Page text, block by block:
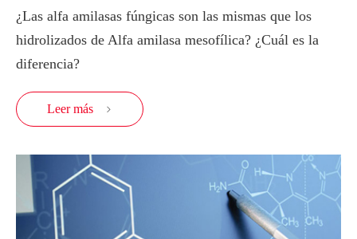
¿Las alfa amilasas fúngicas son las mismas que los
hidrolizados de Alfa amilasa mesofílica? ¿Cuál es la
diferencia?
Leer más 